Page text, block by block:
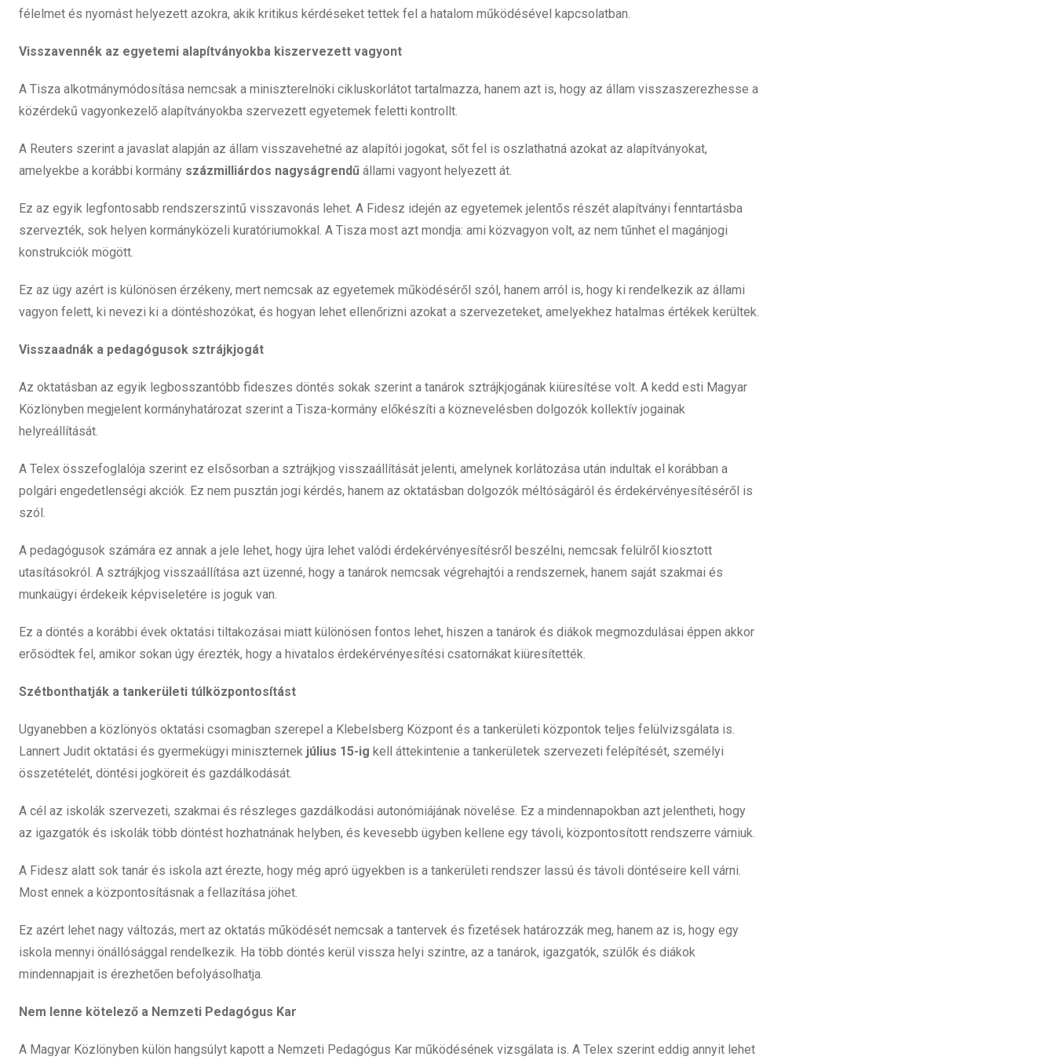
félelmet és nyomást helyezett azokra, akik kritikus kérdéseket tettek fel a hatalom működésével kapcsolatban.
Visszavennék az egyetemi alapítványokba kiszervezett vagyont
A Tisza alkotmánymódosítása nemcsak a miniszterelnöki cikluskorlátot tartalmazza, hanem azt is, hogy az állam visszaszerezhesse a
közérdekű vagyonkezelő alapítványokba szervezett egyetemek feletti kontrollt.
A Reuters szerint a javaslat alapján az állam visszavehetné az alapítói jogokat, sőt fel is oszlathatná azokat az alapítványokat,
amelyekbe a korábbi kormány százmilliárdos nagyságrendű állami vagyont helyezett át.
Ez az egyik legfontosabb rendszerszintű visszavonás lehet. A Fidesz idején az egyetemek jelentős részét alapítványi fenntartásba
szervezték, sok helyen kormányközeli kuratóriumokkal. A Tisza most azt mondja: ami közvagyon volt, az nem tűnhet el magánjogi
konstrukciók mögött.
Ez az ügy azért is különösen érzékeny, mert nemcsak az egyetemek működéséről szól, hanem arról is, hogy ki rendelkezik az állami
vagyon felett, ki nevezi ki a döntéshozókat, és hogyan lehet ellenőrizni azokat a szervezeteket, amelyekhez hatalmas értékek kerültek.
Visszaadnák a pedagógusok sztrájkjogát
Az oktatásban az egyik legbosszantóbb fideszes döntés sokak szerint a tanárok sztrájkjogának kiüresítése volt. A kedd esti Magyar
Közlönyben megjelent kormányhatározat szerint a Tisza-kormány előkészíti a köznevelésben dolgozók kollektív jogainak
helyreállítását.
A Telex összefoglalója szerint ez elsősorban a sztrájkjog visszaállítását jelenti, amelynek korlátozása után indultak el korábban a
polgári engedetlenségi akciók. Ez nem pusztán jogi kérdés, hanem az oktatásban dolgozók méltóságáról és érdekérvényesítéséről is
szól.
A pedagógusok számára ez annak a jele lehet, hogy újra lehet valódi érdekérvényesítésről beszélni, nemcsak felülről kiosztott
utasításokról. A sztrájkjog visszaállítása azt üzenné, hogy a tanárok nemcsak végrehajtói a rendszernek, hanem saját szakmai és
munkaügyi érdekeik képviseletére is joguk van.
Ez a döntés a korábbi évek oktatási tiltakozásai miatt különösen fontos lehet, hiszen a tanárok és diákok megmozdulásai éppen akkor
erősödtek fel, amikor sokan úgy érezték, hogy a hivatalos érdekérvényesítési csatornákat kiüresítették.
Szétbonthatják a tankerületi túlközpontosítást
Ugyanebben a közlönyös oktatási csomagban szerepel a Klebelsberg Központ és a tankerületi központok teljes felülvizsgálata is.
Lannert Judit oktatási és gyermekügyi miniszternek július 15-ig kell áttekintenie a tankerületek szervezeti felépítését, személyi
összetételét, döntési jogköreit és gazdálkodását.
A cél az iskolák szervezeti, szakmai és részleges gazdálkodási autonómiájának növelése. Ez a mindennapokban azt jelentheti, hogy
az igazgatók és iskolák több döntést hozhatnának helyben, és kevesebb ügyben kellene egy távoli, központosított rendszerre várniuk.
A Fidesz alatt sok tanár és iskola azt érezte, hogy még apró ügyekben is a tankerületi rendszer lassú és távoli döntéseire kell várni.
Most ennek a központosításnak a fellazítása jöhet.
Ez azért lehet nagy változás, mert az oktatás működését nemcsak a tantervek és fizetések határozzák meg, hanem az is, hogy egy
iskola mennyi önállósággal rendelkezik. Ha több döntés kerül vissza helyi szintre, az a tanárok, igazgatók, szülők és diákok
mindennapjait is érezhetően befolyásolhatja.
Nem lenne kötelező a Nemzeti Pedagógus Kar
A Magyar Közlönyben külön hangsúlyt kapott a Nemzeti Pedagógus Kar működésének vizsgálata is. A Telex szerint eddig annyit lehet